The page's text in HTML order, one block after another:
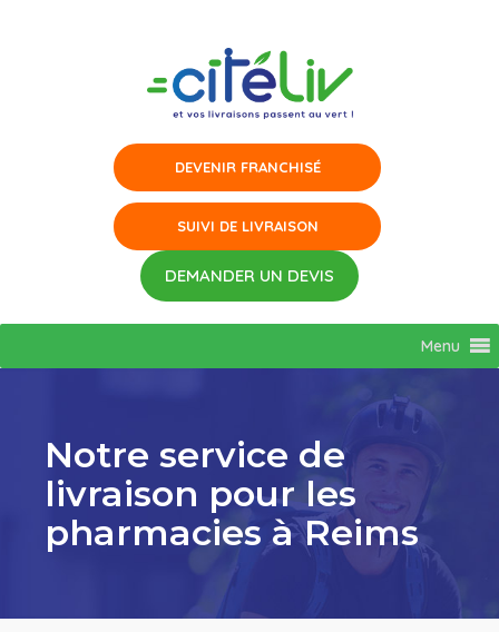
Menu
Notre service de
livraison pour les
pharmacies à Reims